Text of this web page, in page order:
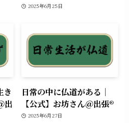
2025年6月25日
き
出
日常の中に仏道がある｜
【公式】お坊さん＠出張®︎
2025年6月27日